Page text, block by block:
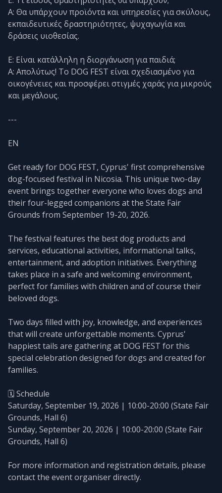
Α: Θα υπάρχουν προϊόντα και υπηρεσίες για σκύλους,
εκπαιδευτικές δραστηριότητες, ψυχαγωγία και
δράσεις υιοθεσίας.
Ε: Είναι κατάλληλη η διοργάνωση για παιδιά;
Α: Απολύτως! Το DOG FEST είναι σχεδιασμένο για
οικογένειες και προσφέρει στιγμές χαράς για μικρούς
και μεγάλους.
---
EN
Get ready for DOG FEST, Cyprus' first comprehensive
dog-focused festival in Nicosia. This unique two-day
event brings together everyone who loves dogs and
their four-legged companions at the State Fair
Grounds from September 19-20, 2026.
The festival features the best dog products and
services, educational activities, informational talks,
entertainment, and adoption initiatives. Everything
takes place in a safe and welcoming environment,
perfect for families with children and of course their
beloved dogs.
Two days filled with joy, knowledge, and experiences
that will create unforgettable moments. Cyprus'
happiest tails are gathering at DOG FEST for this
special celebration designed for dogs and created for
families.
🗓️ Schedule
Saturday, September 19, 2026 | 10:00-20:00 (State Fair
Grounds, Hall 6)
Sunday, September 20, 2026 | 10:00-20:00 (State Fair
Grounds, Hall 6)
For more information and registration details, please
contact the event organiser directly.